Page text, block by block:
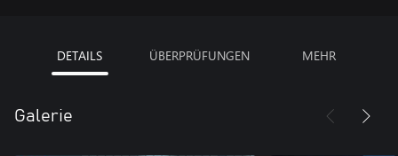
DETAILS ÜBERPRÜFUNGEN MEHR
Galerie